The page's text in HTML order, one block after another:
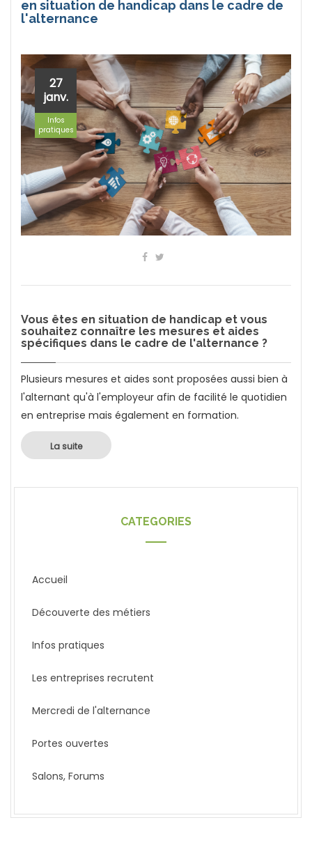
en situation de handicap dans le cadre de
l'alternance
27
janv.
Infos
pratiques
Vous êtes en situation de handicap et vous
souhaitez connaître les mesures et aides
spécifiques dans le cadre de l'alternance ?
Plusieurs mesures et aides sont proposées aussi bien à
l'alternant qu'à l'employeur afin de facilité le quotidien
en entreprise mais également en formation.
La suite
CATEGORIES
Accueil
Découverte des métiers
Infos pratiques
Les entreprises recrutent
Mercredi de l'alternance
Portes ouvertes
Salons, Forums